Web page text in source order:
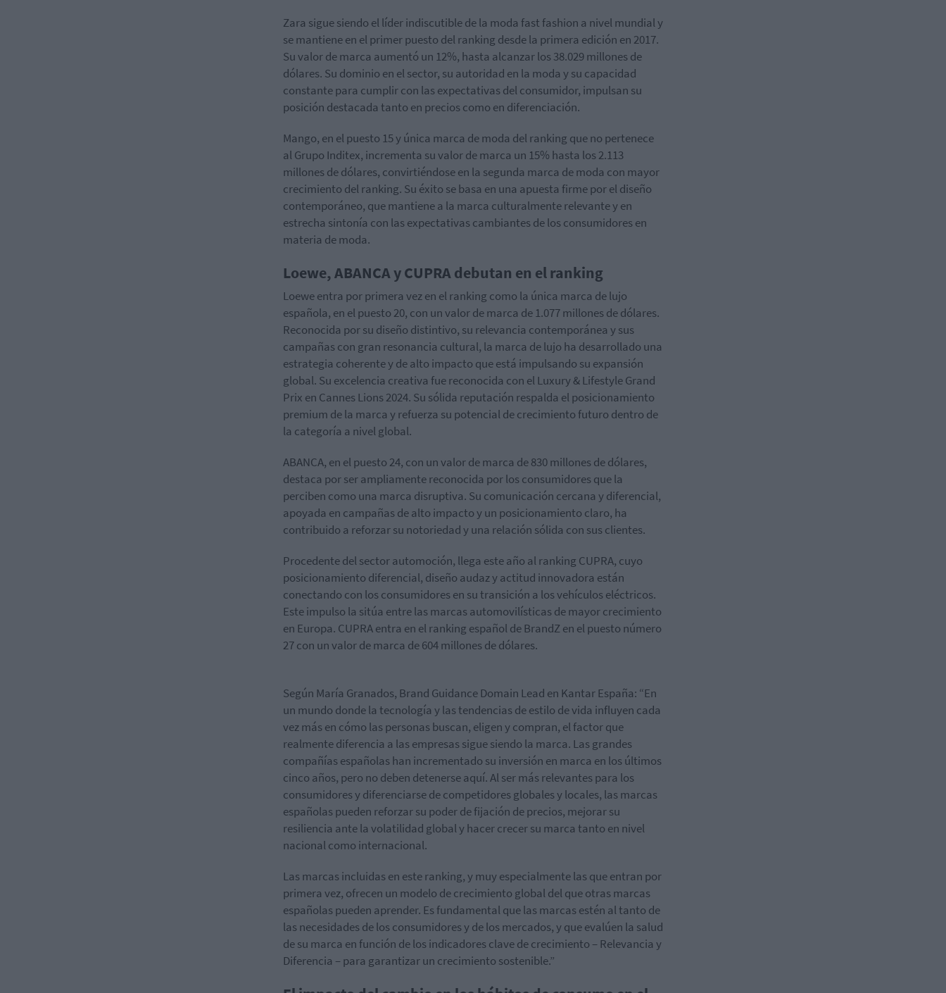
Zara sigue siendo el líder indiscutible de la moda fast fashion a nivel mundial y
se mantiene en el primer puesto del ranking desde la primera edición en 2017.
Su valor de marca aumentó un 12%, hasta alcanzar los 38.029 millones de
dólares. Su dominio en el sector, su autoridad en la moda y su capacidad
constante para cumplir con las expectativas del consumidor, impulsan su
posición destacada tanto en precios como en diferenciación.
Mango, en el puesto 15 y única marca de moda del ranking que no pertenece
al Grupo Inditex, incrementa su valor de marca un 15% hasta los 2.113
millones de dólares, convirtiéndose en la segunda marca de moda con mayor
crecimiento del ranking. Su éxito se basa en una apuesta firme por el diseño
contemporáneo, que mantiene a la marca culturalmente relevante y en
estrecha sintonía con las expectativas cambiantes de los consumidores en
materia de moda.
Loewe, ABANCA y CUPRA debutan en el ranking
Loewe entra por primera vez en el ranking como la única marca de lujo
española, en el puesto 20, con un valor de marca de 1.077 millones de dólares.
Reconocida por su diseño distintivo, su relevancia contemporánea y sus
campañas con gran resonancia cultural, la marca de lujo ha desarrollado una
estrategia coherente y de alto impacto que está impulsando su expansión
global. Su excelencia creativa fue reconocida con el Luxury & Lifestyle Grand
Prix en Cannes Lions 2024. Su sólida reputación respalda el posicionamiento
premium de la marca y refuerza su potencial de crecimiento futuro dentro de
la categoría a nivel global.
ABANCA, en el puesto 24, con un valor de marca de 830 millones de dólares,
destaca por ser ampliamente reconocida por los consumidores que la
perciben como una marca disruptiva. Su comunicación cercana y diferencial,
apoyada en campañas de alto impacto y un posicionamiento claro, ha
contribuido a reforzar su notoriedad y una relación sólida con sus clientes.
Procedente del sector automoción, llega este año al ranking CUPRA, cuyo
posicionamiento diferencial, diseño audaz y actitud innovadora están
conectando con los consumidores en su transición a los vehículos eléctricos.
Este impulso la sitúa entre las marcas automovilísticas de mayor crecimiento
en Europa. CUPRA entra en el ranking español de BrandZ en el puesto número
27 con un valor de marca de 604 millones de dólares.
Según María Granados, Brand Guidance Domain Lead en Kantar España: “En
un mundo donde la tecnología y las tendencias de estilo de vida influyen cada
vez más en cómo las personas buscan, eligen y compran, el factor que
realmente diferencia a las empresas sigue siendo la marca. Las grandes
compañías españolas han incrementado su inversión en marca en los últimos
cinco años, pero no deben detenerse aquí. Al ser más relevantes para los
consumidores y diferenciarse de competidores globales y locales, las marcas
españolas pueden reforzar su poder de fijación de precios, mejorar su
resiliencia ante la volatilidad global y hacer crecer su marca tanto en nivel
nacional como internacional.
Las marcas incluidas en este ranking, y muy especialmente las que entran por
primera vez, ofrecen un modelo de crecimiento global del que otras marcas
españolas pueden aprender. Es fundamental que las marcas estén al tanto de
las necesidades de los consumidores y de los mercados, y que evalúen la salud
de su marca en función de los indicadores clave de crecimiento – Relevancia y
Diferencia – para garantizar un crecimiento sostenible.”